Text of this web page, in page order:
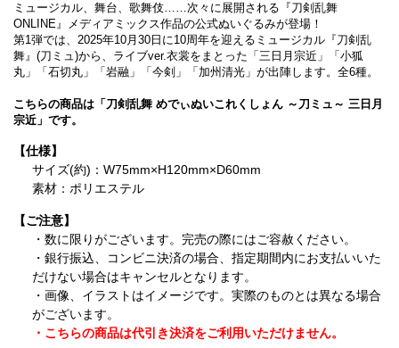
ミュージカル、舞台、歌舞伎……次々に展開される『刀剣乱舞
ONLINE』メディアミックス作品の公式ぬいぐるみが登場！
第1弾では、2025年10月30日に10周年を迎えるミュージカル『刀剣乱
舞』(刀ミュ)から、ライブver.衣裳をまとった「三日月宗近」「小狐
丸」「石切丸」「岩融」「今剣」「加州清光」が出陣します。全6種。
こちらの商品は「刀剣乱舞 めでぃぬいこれくしょん ～刀ミュ～ 三日月
宗近」です。
【仕様】
サイズ(約)：W75mm×H120mm×D60mm
素材：ポリエステル
【ご注意】
・数に限りがございます。完売の際にはご容赦ください。
・銀行振込、コンビニ決済の場合、指定期間内にお支払いいた
だけない場合はキャンセルとなります。
・画像、イラストはイメージです。実際のものとは異なる場合
がございます。
・こちらの商品は代引き決済をご利用いただけません。